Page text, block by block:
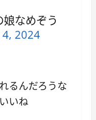
なめぞう
2024
るんだろうな
いね